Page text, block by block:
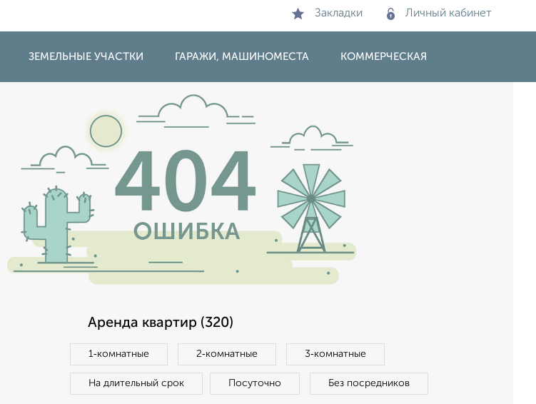
Закладки Личный кабинет
ЗЕМЕЛЬНЫЕ УЧАСТКИ ГАРАЖИ, МАШИНОМЕСТА КОММЕРЧЕСКАЯ
Аренда квартир (320)
1‑комнатные 2‑комнатные 3‑комнатные
На длительный срок Посуточно Без посредников